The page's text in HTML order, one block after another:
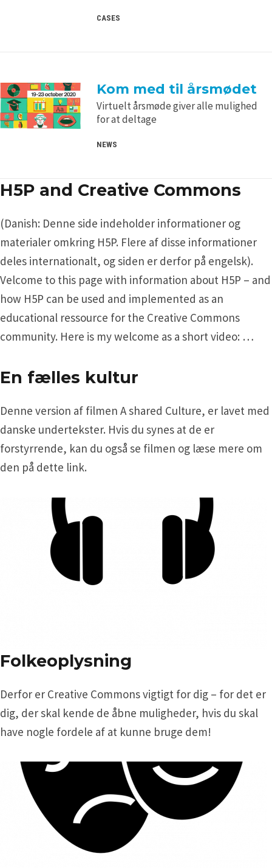
CASES
Kom med til årsmødet
Virtuelt årsmøde giver alle mulighed
for at deltage
NEWS
H5P and Creative Commons
(Danish: Denne side indeholder informationer og
materialer omkring H5P. Flere af disse informationer
deles internationalt, og siden er derfor på engelsk).
Velcome to this page with information about H5P – and
how H5P can be used and implemented as an
educational ressource for the Creative Commons
community. Here is my welcome as a short video: …
En fælles kultur
Denne version af filmen A shared Culture, er lavet med
danske undertekster. Hvis du synes at de er
forstyrrende, kan du også se filmen og læse mere om
den på dette link.
Folkeoplysning
Derfor er Creative Commons vigtigt for dig – for det er
dig, der skal kende de åbne muligheder, hvis du skal
have nogle fordele af at kunne bruge dem!